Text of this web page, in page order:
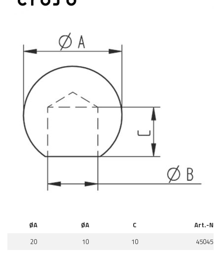
Sisteme tabla perforata
Suport mana curenta balustrada inox
Suporturi traverse/garzi
Suruburi - Adezivi - Chimicale
Tevi si bare
ØA ØA C
Art.-Nr.
20
10 10
450450